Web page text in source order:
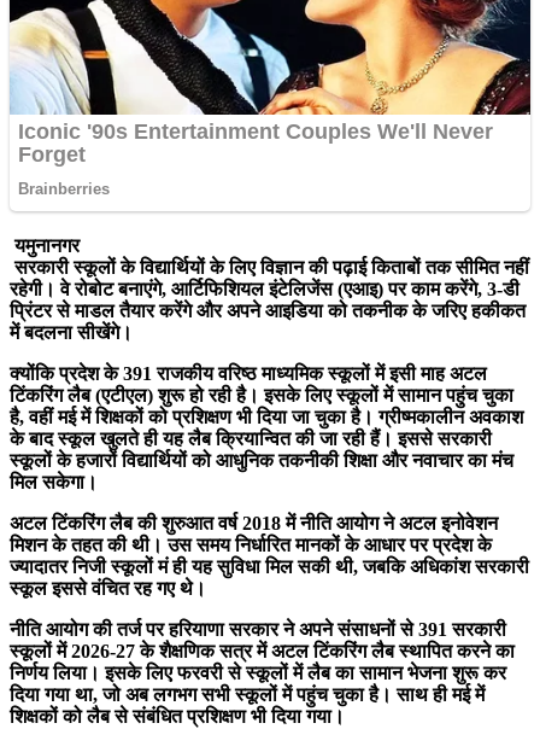
यमुनानगर
सरकारी स्कूलों के विद्यार्थियों के लिए विज्ञान की पढ़ाई किताबों तक सीमित नहीं
रहेगी। वे रोबोट बनाएंगे, आर्टिफिशियल इंटेलिजेंस (एआइ) पर काम करेंगे, 3-डी
प्रिंटर से माडल तैयार करेंगे और अपने आइडिया को तकनीक के जरिए हकीकत
में बदलना सीखेंगे।
क्योंकि प्रदेश के 391 राजकीय वरिष्ठ माध्यमिक स्कूलों में इसी माह अटल
टिंकरिंग लैब (एटीएल) शुरू हो रही है। इसके लिए स्कूलों में सामान पहुंच चुका
है, वहीं मई में शिक्षकों को प्रशिक्षण भी दिया जा चुका है। ग्रीष्मकालीन अवकाश
के बाद स्कूल खुलते ही यह लैब क्रियान्वित की जा रही हैं। इससे सरकारी
स्कूलों के हजारों विद्यार्थियों को आधुनिक तकनीकी शिक्षा और नवाचार का मंच
मिल सकेगा।
अटल टिंकरिंग लैब की शुरुआत वर्ष 2018 में नीति आयोग ने अटल इनोवेशन
मिशन के तहत की थी। उस समय निर्धारित मानकों के आधार पर प्रदेश के
ज्यादातर निजी स्कूलों मं ही यह सुविधा मिल सकी थी, जबकि अधिकांश सरकारी
स्कूल इससे वंचित रह गए थे।
नीति आयोग की तर्ज पर हरियाणा सरकार ने अपने संसाधनों से 391 सरकारी
स्कूलों में 2026-27 के शैक्षणिक सत्र में अटल टिंकरिंग लैब स्थापित करने का
निर्णय लिया। इसके लिए फरवरी से स्कूलों में लैब का सामान भेजना शुरू कर
दिया गया था, जो अब लगभग सभी स्कूलों में पहुंच चुका है। साथ ही मई में
शिक्षकों को लैब से संबंधित प्रशिक्षण भी दिया गया।